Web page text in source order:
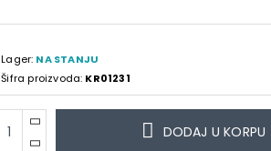
Lager: NA STANJU
Šifra proizvoda: KR01231
DODAJ U KORPU